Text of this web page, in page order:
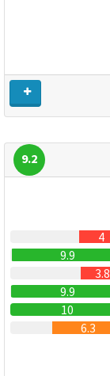
9.2
4
9.9
3.8
9.9
10
6.3